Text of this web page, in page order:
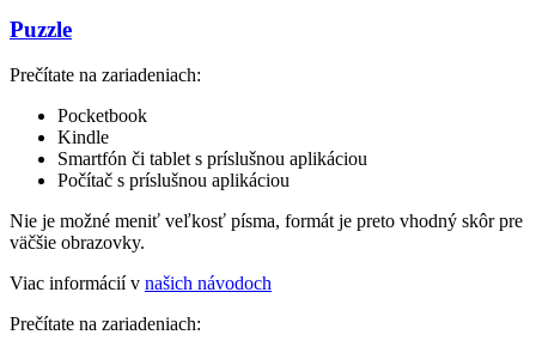
Puzzle
Prečítate na zariadeniach:
Pocketbook
Kindle
Smartfón či tablet s príslušnou aplikáciou
Počítač s príslušnou aplikáciou
Nie je možné meniť veľkosť písma, formát je preto vhodný skôr pre
väčšie obrazovky.
Viac informácií v našich návodoch
Prečítate na zariadeniach: